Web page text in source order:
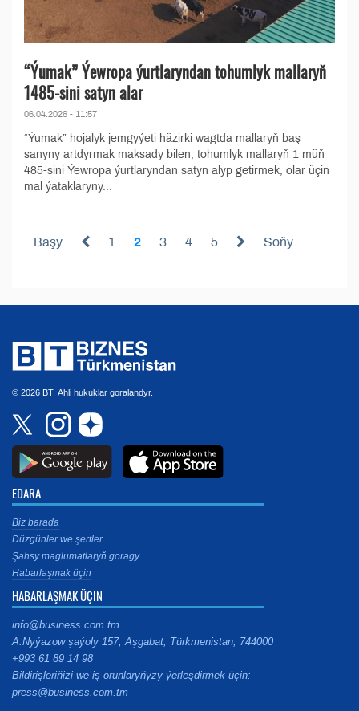
“Ýumak” Ýewropa ýurtlaryndan tohumlyk mallaryň
1485-sini satyn alar
06.04.2026 - 11:57
“Ýumak” hojalyk jemgyýeti häzirki wagtda mallaryň baş
sanyny artdyrmak maksady bilen, tohumlyk mallaryň 1 müň
485-sini Ýewropa ýurtlaryndan satyn alyp getirmek, olar üçin
mal ýataklaryny...
Başy 1 2 3 4 5 Soňy
© 2026 BT. Ähli hukuklar goralandyr.
EDARA
Biz barada
Düzgünler we şertler
Şahsy maglumatlaryň goragy
Habarlaşmak üçin
HABARLAŞMAK ÜÇIN
info@business.com.tm
A.Nyýazow şaýoly 157, Aşgabat, Türkmenistan, 744000
+993 61 89 14 98
Bildirişleriňizi we iş orunlaryňyzy ýerleşdirmek üçin:
press@business.com.tm